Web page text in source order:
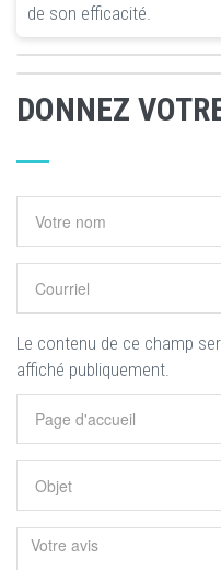
de son efficacité.
DONNEZ
Le contenu de ce champ
affiché publiquement.